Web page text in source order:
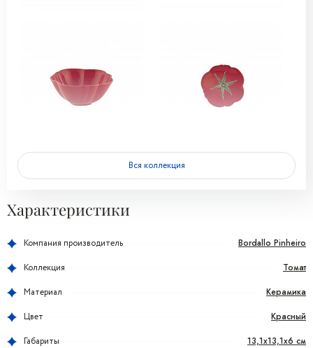
Вся коллекция
Характеристики
Компания производитель Bordallo Pinheiro
Коллекция Томат
Материал Керамика
Цвет Красный
Габариты 13,1x13,1x6 см